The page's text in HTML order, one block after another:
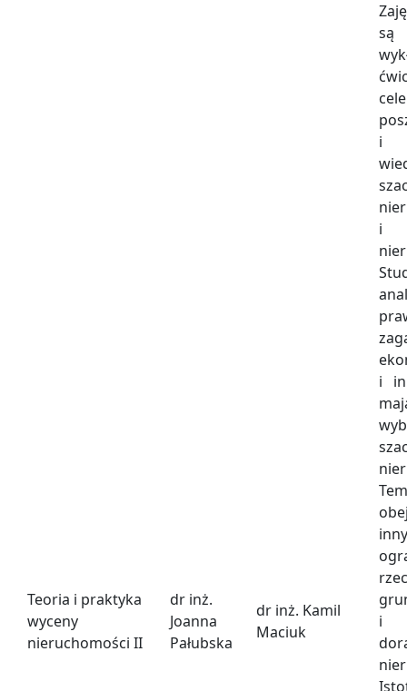
Teoria i praktyka
wyceny
nieruchomości II
dr inż.
Joanna
Pałubska
dr inż. Kamil
Maciuk
i
i
i
i